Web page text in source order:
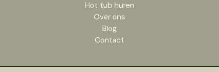
Hot tub huren
Over ons
Blog
Contact